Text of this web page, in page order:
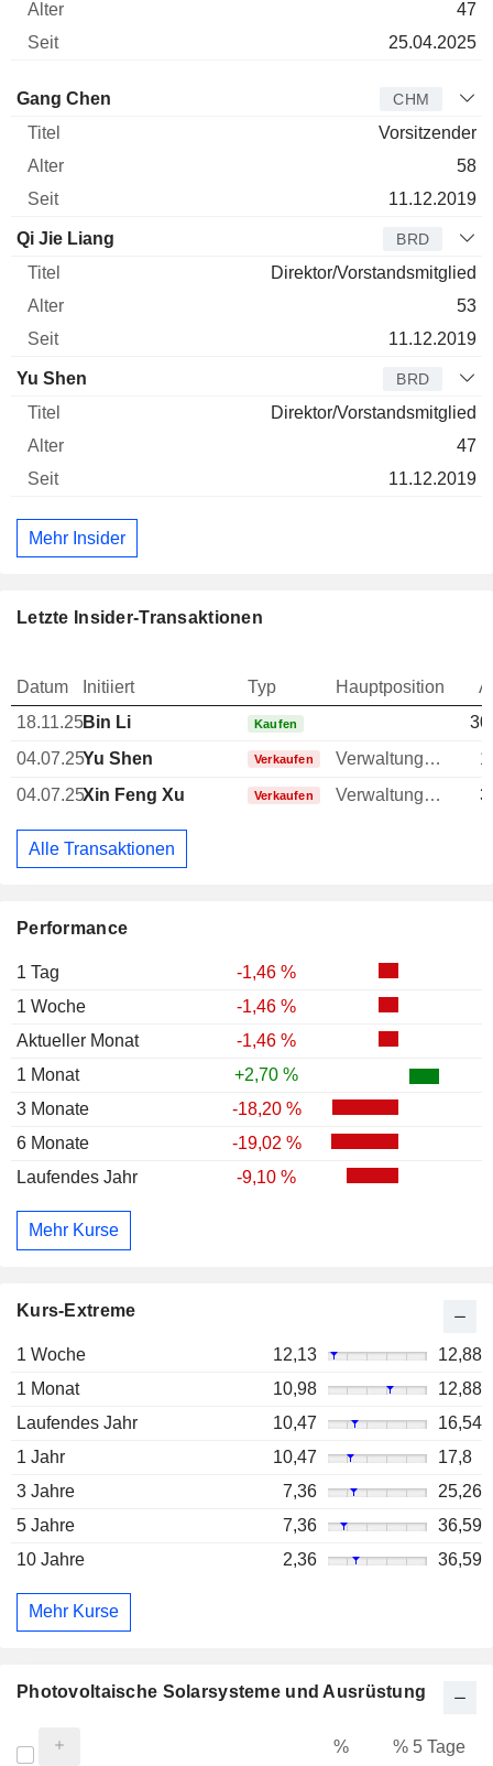
Performance
1 Tag
-1,46 %
1 Woche
-1,46 %
Aktueller Monat
-1,46 %
1 Monat
+2,70 %
3 Monate
-18,20 %
6 Monate
-19,02 %
Laufendes Jahr
-9,10 %
Mehr Kurse
Kurs-Extreme
1 Woche 12,13
12,88
1 Monat
10,98
12,88
Laufendes Jahr
10,47
16,54
1 Jahr
10,47
17,8
3 Jahre
7,36
25,26
5 Jahre
7,36
36,59
10 Jahre
2,36 36,59
Mehr Kurse
47
25.04.2025
Verwaltungsratsmitglied
Gang Chen CHM
Vorsitzender
58
11.12.2019
Qi Jie Liang BRD
Direktor/Vorstandsmitglied
53
11.12.2019
Yu Shen BRD
Direktor/Vorstandsmitglied
47
11.12.2019
Mehr Insider
Letzte Insider-Transaktionen
Datum Initiiert Typ Hauptposition
18.11.25Bin Li Kaufen
04.07.25Yu Shen Verkaufen Verwaltungsratsmitglied
04.07.25Xin Feng Xu Verkaufen Verwaltungsratsmitglied
Alle Transaktionen
Photovoltaische Solarsysteme und Ausrüstung
% % 5 Tage